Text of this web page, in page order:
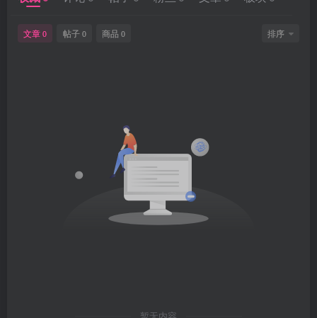
文章 0 帖子 0 商品 0 排序